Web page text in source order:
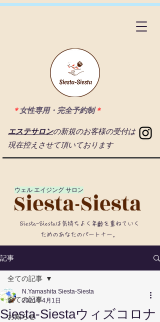
＊ 女性専用・完全予約制＊
Siesta-Siestaは気持ちよく年齡を重ねていく
ためのあなたのパートナー。
​ウェル エイジング サロン
エステサロンの新規のお客様の受付は
現在控えさせて頂いております
記事
全ての記事
お知らせ
全ての記事
Siesta-Siestaウィズコロナ
N.Yamashita Siesta-Siesta
2021年4月1日